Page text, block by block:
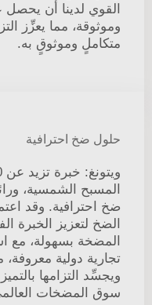
القوي لدينا أن
وموثوقة، مما يعزِّز
متكاملٍ وموثوقٍ به.
حلول ضخ احترافية
المسبح الشمسية،
ضخ احترافية. وقد
الضخ لتعزيز الخبرة
المضخة بسهولة، مع
تجارية دولية
ويجسِّد التزامها
سوق المضخات